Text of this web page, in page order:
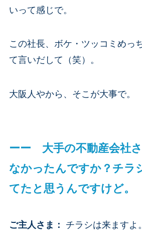
いって感じで。
この社長、ボケ・ツッコミめっ
て言いだして（笑）。
大阪人やから、そこが大事で。
ーー 大手の不動産会社
なかったんですか？チラ
てたと思うんですけど。
ご主人さま ： チラシは来ますよ。